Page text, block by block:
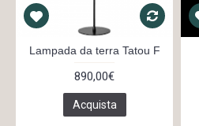
Lampada da terra Tatou F
890,00€
Acquista